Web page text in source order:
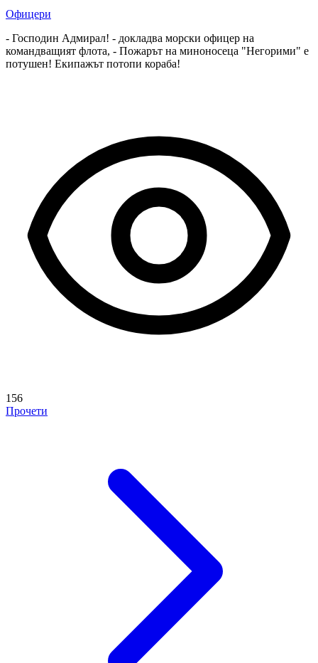
Офицери
- Господин Адмирал! - докладва морски офицер на
командващият флота, - Пожарът на миноносеца "Негорими" е
потушен! Екипажът потопи кораба!
156
Прочети